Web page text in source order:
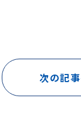
次の記